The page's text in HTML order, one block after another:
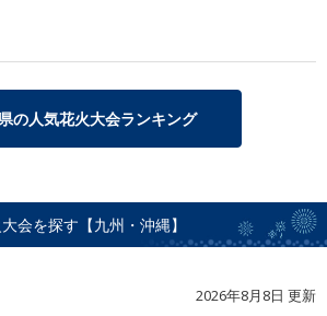
の人気花火大会ランキング
会を探す【九州・沖縄】
2026年8月8日 更新